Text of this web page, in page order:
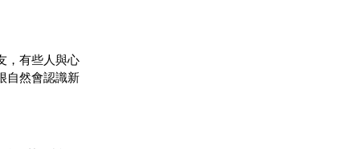
，有些人與心
自然會認識新